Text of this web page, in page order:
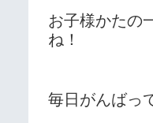
お子様かたの
ね！
毎日がんばっ